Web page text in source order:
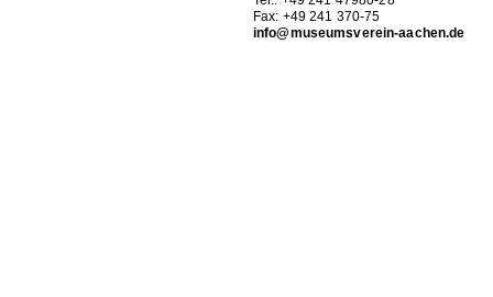
Fax: +49 241 370-75
info@museumsverein-aachen.de